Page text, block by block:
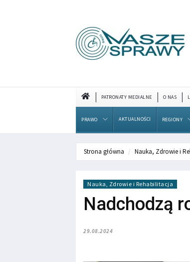
PATRONATY MEDIALNE O NAS
PRAWO AKTUALNOŚCI REGIONY
Strona główna Nauka, Zdrowie i
Nauka, Zdrowie i Rehabilitacja
Nadchodzą
29.08.2024